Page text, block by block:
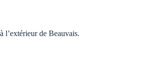
l’extérieur de Beauvais.